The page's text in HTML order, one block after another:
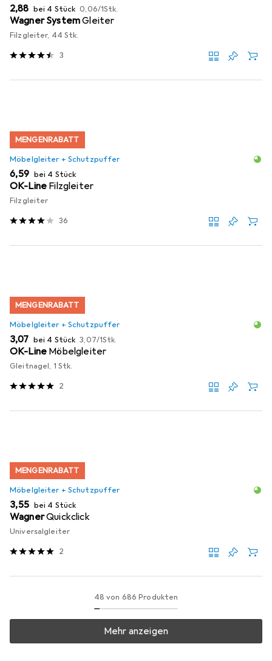
EUR
2,88 bei 4 Stück EUR
0,06/1Stk.
Wagner SystemGleiter
Filzgleiter, 44 Stk.
3
MENGENRABATT
Möbelgleiter + Schutzpuffer
EUR
6,59 bei 4 Stück
OK-Line Filzgleiter
Filzgleiter
36
MENGENRABATT
Möbelgleiter + Schutzpuffer
EUR
3,07 bei 4 Stück EUR
3,07/1Stk.
OK-Line Möbelgleiter
Gleitnagel, 1 Stk.
2
MENGENRABATT
Möbelgleiter + Schutzpuffer
EUR
3,55 bei 4 Stück
WagnerQuickclick
Universalgleiter
2
48 von 686 Produkten
Mehr anzeigen